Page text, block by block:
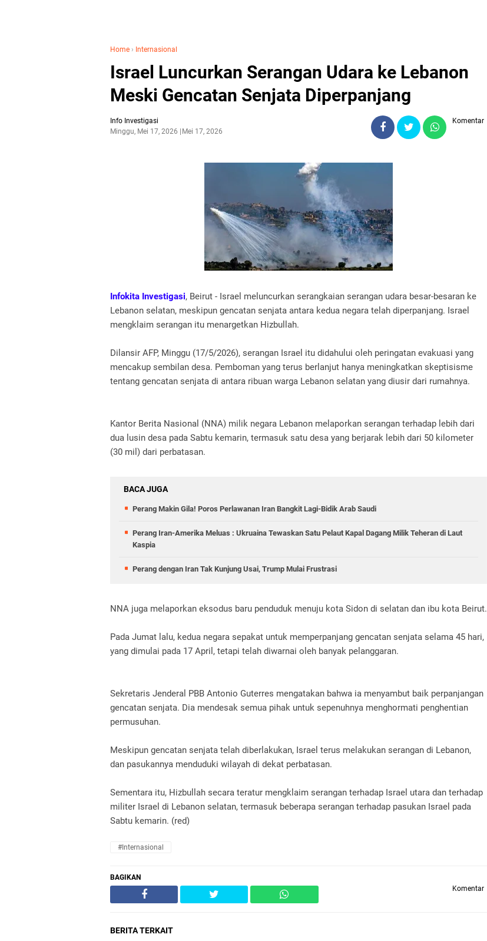
Home › Internasional
Israel Luncurkan Serangan Udara ke Lebanon
Meski Gencatan Senjata Diperpanjang
Info Investigasi
Minggu, Mei 17, 2026
Mei 17, 2026
Komentar
Infokita Investigasi, Beirut - Israel meluncurkan serangkaian serangan udara besar-besaran ke
Lebanon selatan, meskipun gencatan senjata antara kedua negara telah diperpanjang. Israel
mengklaim serangan itu menargetkan Hizbullah.
Dilansir AFP, Minggu (17/5/2026), serangan Israel itu didahului oleh peringatan evakuasi yang
mencakup sembilan desa. Pemboman yang terus berlanjut hanya meningkatkan skeptisisme
tentang gencatan senjata di antara ribuan warga Lebanon selatan yang diusir dari rumahnya.
Kantor Berita Nasional (NNA) milik negara Lebanon melaporkan serangan terhadap lebih dari
dua lusin desa pada Sabtu kemarin, termasuk satu desa yang berjarak lebih dari 50 kilometer
(30 mil) dari perbatasan.
BACA JUGA
Perang Makin Gila! Poros Perlawanan Iran Bangkit Lagi-Bidik Arab Saudi
Perang Iran-Amerika Meluas : Ukruaina Tewaskan Satu Pelaut Kapal Dagang Milik Teheran di Laut
Kaspia
Perang dengan Iran Tak Kunjung Usai, Trump Mulai Frustrasi
NNA juga melaporkan eksodus baru penduduk menuju kota Sidon di selatan dan ibu kota Beirut.
Pada Jumat lalu, kedua negara sepakat untuk memperpanjang gencatan senjata selama 45 hari,
yang dimulai pada 17 April, tetapi telah diwarnai oleh banyak pelanggaran.
Sekretaris Jenderal PBB Antonio Guterres mengatakan bahwa ia menyambut baik perpanjangan
gencatan senjata. Dia mendesak semua pihak untuk sepenuhnya menghormati penghentian
permusuhan.
Meskipun gencatan senjata telah diberlakukan, Israel terus melakukan serangan di Lebanon,
dan pasukannya menduduki wilayah di dekat perbatasan.
Sementara itu, Hizbullah secara teratur mengklaim serangan terhadap Israel utara dan terhadap
militer Israel di Lebanon selatan, termasuk beberapa serangan terhadap pasukan Israel pada
Sabtu kemarin. (red)
#Internasional
BAGIKAN
Komentar
BERITA TERKAIT